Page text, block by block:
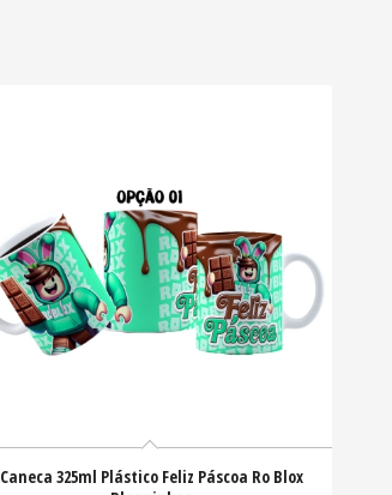
Caneca 325ml Plástico Feliz Páscoa Ro Blox